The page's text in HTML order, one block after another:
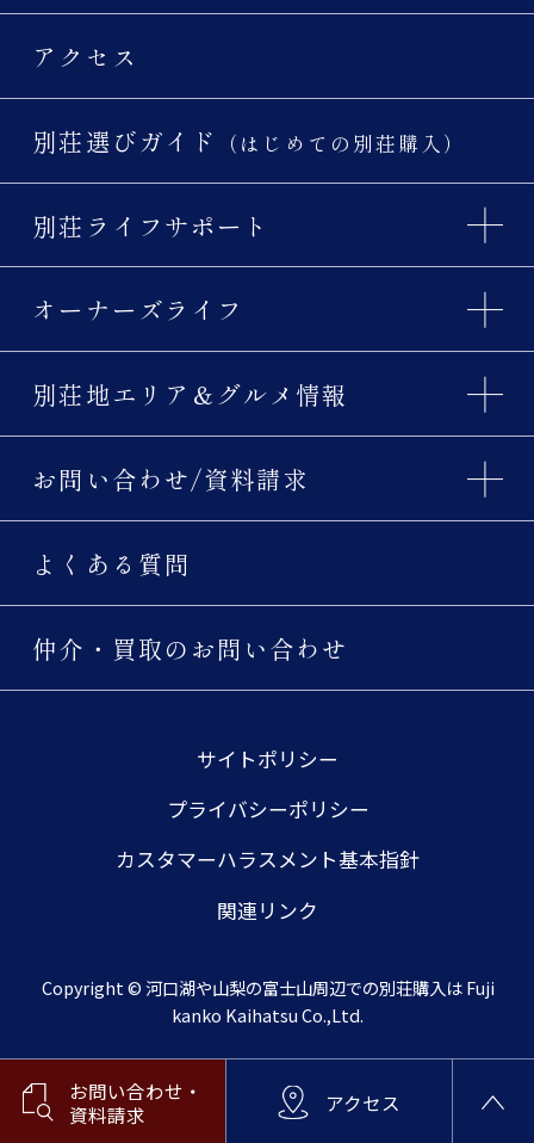
アクセス
別荘選びガイド （はじめての別荘購入）
別荘ライフサポート
オーナーズライフ
別荘地エリア＆グルメ情報
お問い合わせ/資料請求
よくある質問
仲介・買取のお問い合わせ
サイトポリシー
プライバシーポリシー
カスタマーハラスメント基本指針
関連リンク
Copyright © 河口湖や山梨の富士山周辺での別荘購入は Fuji
kanko Kaihatsu Co.,Ltd.
お問い合わせ・
資料請求
アクセス